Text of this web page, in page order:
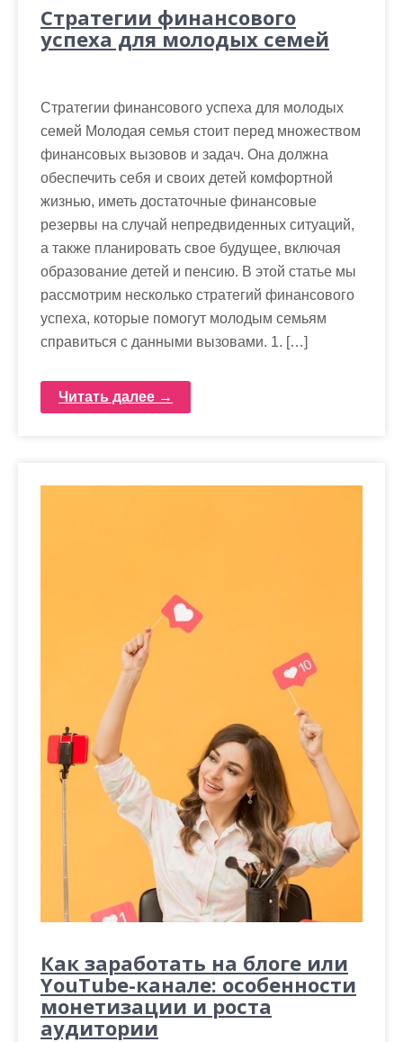
Стратегии финансового
успеха для молодых семей
Стратегии финансового успеха для молодых
семей Молодая семья стоит перед множеством
финансовых вызовов и задач. Она должна
обеспечить себя и своих детей комфортной
жизнью, иметь достаточные финансовые
резервы на случай непредвиденных ситуаций,
а также планировать свое будущее, включая
образование детей и пенсию. В этой статье мы
рассмотрим несколько стратегий финансового
успеха, которые помогут молодым семьям
справиться с данными вызовами. 1. […]
Читать далее →
Как заработать на блоге или
YouTube-канале: особенности
монетизации и роста
аудитории